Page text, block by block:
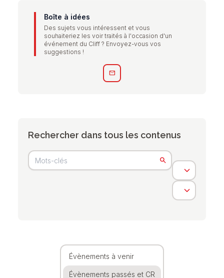
Boîte à idées
Des sujets vous intéressent et vous
souhaiteriez les voir traités à l'occasion d'un
événement du Cliff ? Envoyez-vous vos
suggestions !
mail
Rechercher dans tous les contenus
Évènements à venir
Évènements passés et CR